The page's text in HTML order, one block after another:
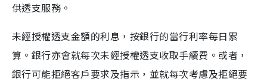
供透支服務。
未經授權透支金額的利息，按銀行的當行利率每日累
算。銀行亦會就每次未經授權透支收取手續費。或者，
銀行可能拒絕客戶要求及指示，並就每次考慮及拒絕要